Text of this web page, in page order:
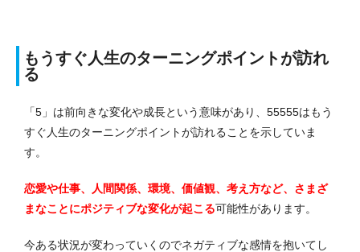
もうすぐ人生のターニングポイントが訪れ
る
「5」は前向きな変化や成長という意味があり、55555はもう
すぐ人生のターニングポイントが訪れることを示していま
す。
恋愛や仕事、人間関係、環境、価値観、考え方など、さまざ
まなことにポジティブな変化が起こる可能性があります。
今ある状況が変わっていくのでネガティブな感情を抱いてし